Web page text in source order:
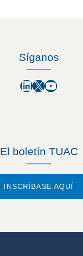
Síganos
LinkedIn
X YouTube
El boletín TUAC
INSCRÍBASE AQUÍ